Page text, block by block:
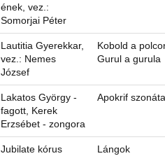
ének, vez.:
Somorjai Péter
Lautitia Gyerekkar,
vez.: Nemes
József
Kobold a
Gurul a gurula
Lakatos György -
fagott, Kerek
Erzsébet - zongora
Apokrif szonáta
Jubilate kórus Lángok